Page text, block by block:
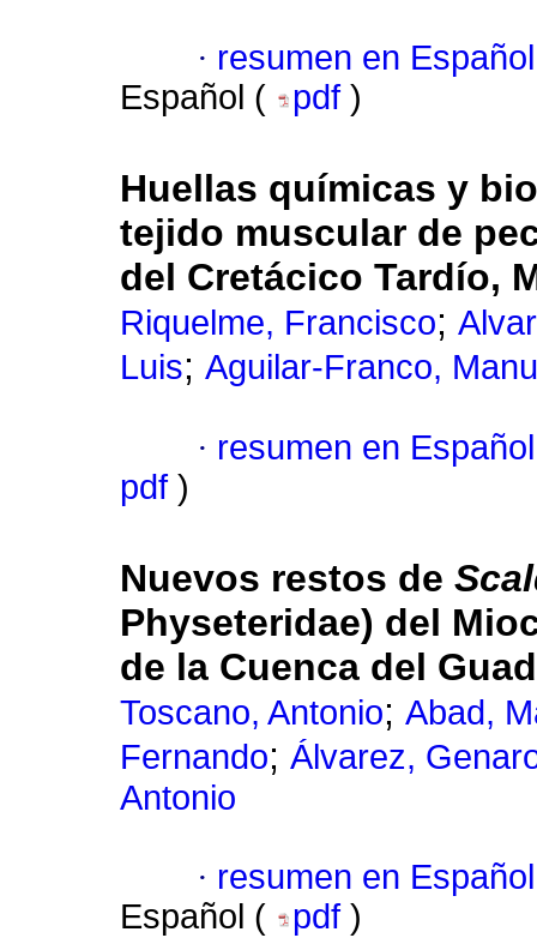
· resumen en Español
Español (
pdf )
Huellas químicas y
tejido muscular de
del Cretácico Tardío,
Riquelme, Francisco;
Luis; Aguilar-Franco,
· resumen en Español
pdf )
Nuevos restos de
Physeteridae) del
de la Cuenca del
Toscano, Antonio; Abad,
Fernando; Álvarez,
Antonio
· resumen en Español
Español (
pdf )